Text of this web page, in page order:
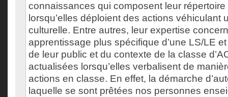
connaissances qui composent leur
lorsqu’elles déploient des actions véhiculant
culturelle. Entre autres, leur expertise
apprentissage plus spécifique d’une LS/LE
de leur public et du contexte de la classe
actualisées lorsqu’elles verbalisent de
actions en classe. En effet, la démarche
laquelle se sont prêtées nos personnes